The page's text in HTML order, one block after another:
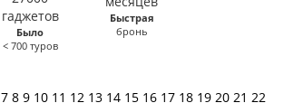
Было
< 700 туров
Быстрая
бронь
7 8 9 10 11 12 13 14 15 16 17 18 19 20 21 22